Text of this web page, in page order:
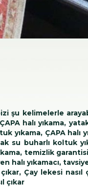
şu kelimelerle
halı yıkama,
yıkama, ÇAPA
su buharlı koltuk
temizlik
yıkamacı,
Çay lekesi
çıkar